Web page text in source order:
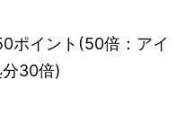
イント(50倍：アイ
30倍)